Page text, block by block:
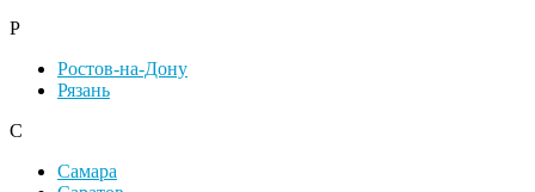
Р
Ростов-на-Дону
Рязань
С
Самара